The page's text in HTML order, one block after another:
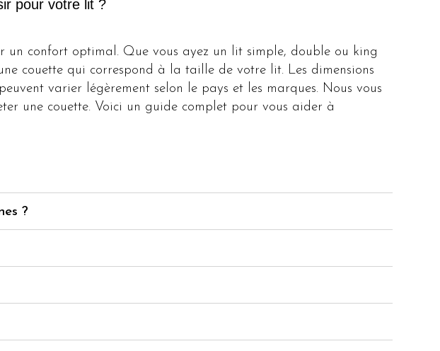
pour votre lit ?
un confort optimal. Que vous ayez un lit simple, double ou king
couette qui correspond à la taille de votre lit. Les dimensions
varier légèrement selon le pays et les marques. Nous vous
une couette. Voici un guide complet pour vous aider à
?